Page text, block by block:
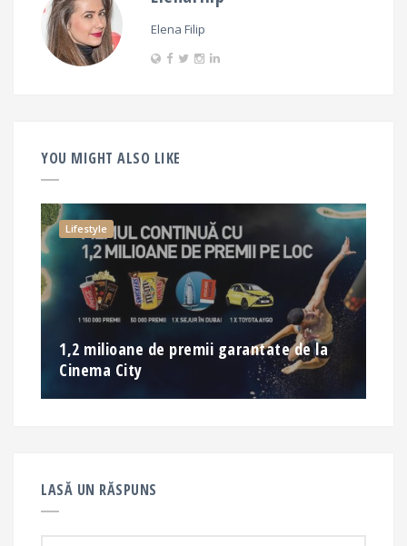
Elena Filip
YOU MIGHT ALSO LIKE
Lifestyle
1,2 milioane de premii garantate de la
Cinema City
LASĂ UN RĂSPUNS